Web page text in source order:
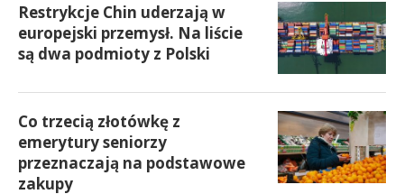
Restrykcje Chin uderzają w
europejski przemysł. Na liście
są dwa podmioty z Polski
Co trzecią złotówkę z
emerytury seniorzy
przeznaczają na podstawowe
zakupy